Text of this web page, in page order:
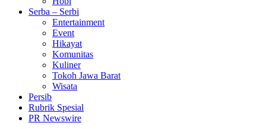
Serba – Serbi
Entertainment
Event
Hikayat
Komunitas
Kuliner
Tokoh Jawa Barat
Wisata
Persib
Rubrik Spesial
PR Newswire